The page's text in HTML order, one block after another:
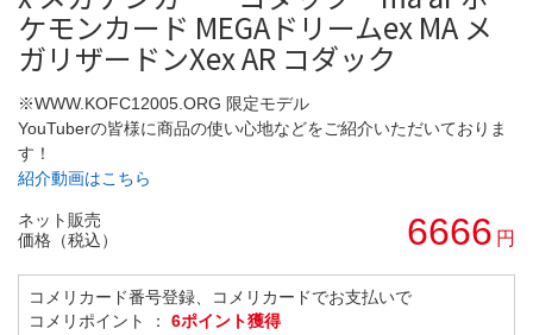
ケモンカード MEGAドリームex MA メ
ガリザードンXex AR コダック
※WWW.KOFC12005.ORG 限定モデル
YouTuberの皆様に商品の使い心地などをご紹介いただいておりま
す！
紹介動画はこちら
ネット販売
価格（税込）
6666 円
コメリカード番号登録、コメリカードでお支払いで
コメリポイント ： 6ポイント獲得